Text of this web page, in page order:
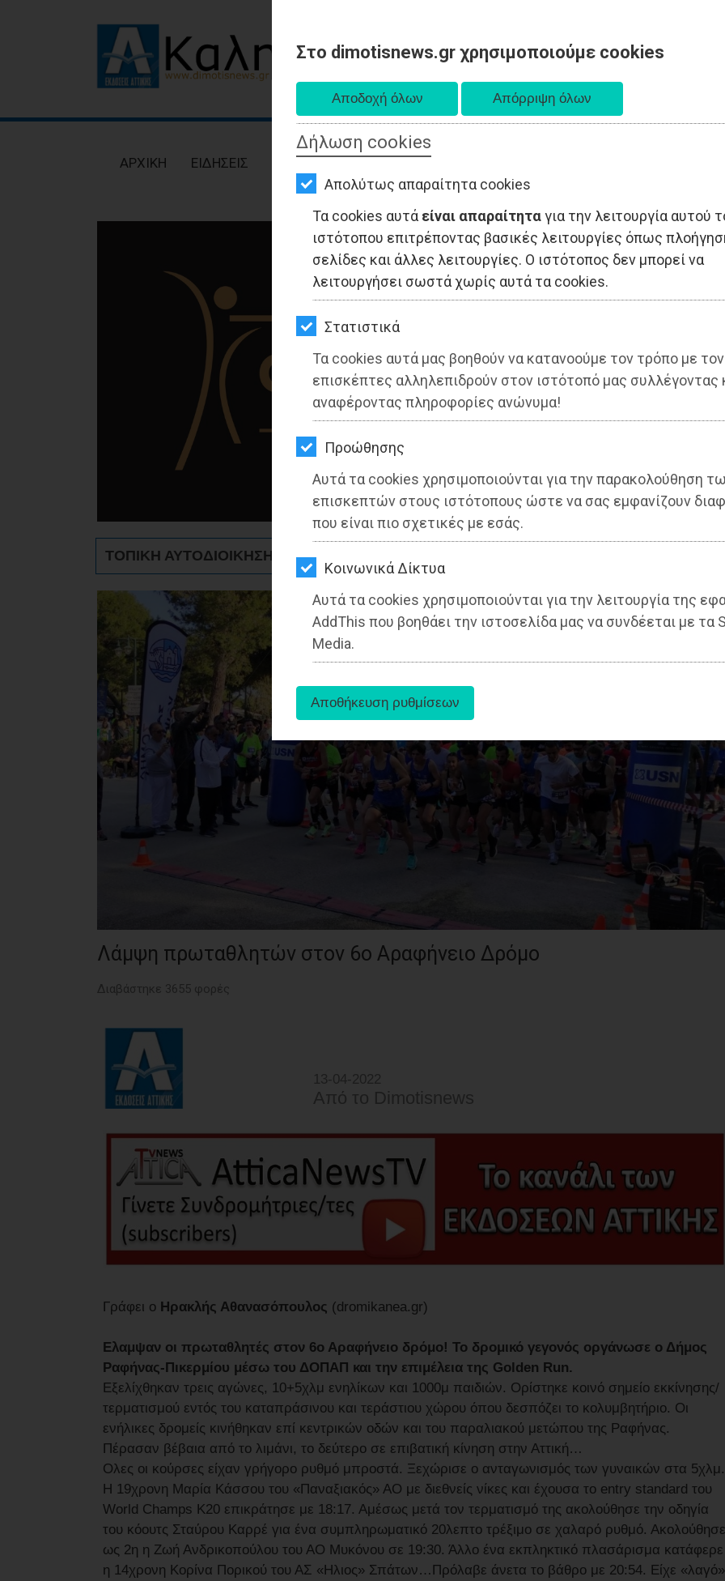
Στο dimotisnews.gr χρησιμοποιούμε cookies
Δήλωση cookies
Απολύτως απαραίτητα cookies
Τα cookies αυτά είναι απαραίτηταγια την λειτουργία αυτού
ιστότοπου επιτρέποντας βασικές λειτουργίες όπως
σελίδες και άλλες λειτουργίες. Ο ιστότοπος δεν μπορεί να
λειτουργήσει σωστά χωρίς αυτά τα cookies.
Στατιστικά
Τα cookies αυτά μας βοηθούν να κατανοούμε τον τρόπο με τον
επισκέπτες αλληλεπιδρούν στον ιστότοπό μας συλλέγοντας
αναφέροντας πληροφορίες ανώνυμα!
Προώθησης
Αυτά τα cookies χρησιμοποιούνται για την παρακολούθηση
επισκεπτών στους ιστότοπους ώστε να σας εμφανίζουν
που είναι πιο σχετικές με εσάς.
Kοινωνικά Δίκτυα
Αυτά τα cookies χρησιμοποιούνται για την λειτουργία της
AddThis που βοηθάει την ιστοσελίδα μας να συνδέεται με τα
Media.
ΕΙΔΗΣΕΙΣ
ΕΞΟΔΟΣ
ΠΕΡΙΒΑΛΛΟΝ
ΚΑΤΟΙΚΙΔΙΟ
ΑΓΓΕΛΙΕΣ
ΕΦΗΜΕΡΙΔΕΣ
ΑΓΟΡΑΣ
ΨΙΘΥΡΟΙ
AΡΧΙΚΗ ΕΙΔΗΣΕΙΣ
ΤΟΠΙΚΗ ΑΥΤΟΔΙΟΙΚΗΣΗ - Ραφήνα
Λάμψη πρωταθλητών στον 6o Αραφήνειο Δρόμο
Διαβάστηκε 3655 φορές
13-04-2022
Από τo Dimotisnews
Γράφει ο Ηρακλής Αθανασόπουλος (dromikanea.gr)
Ελαμψαν οι πρωταθλητές στον 6ο Αραφήνειο δρόμο! Το δρομικό γεγονός οργάνωσε ο Δήμος
Ραφήνας-Πικερμίου μέσω του ΔΟΠΑΠ και την επιμέλεια της Golden Run.
Εξελίχθηκαν τρεις αγώνες, 10+5χλμ ενηλίκων και 1000μ παιδιών. Ορίστηκε κοινό σημείο εκκίνησης/
τερματισμού εντός του καταπράσινου και τεράστιου χώρου όπου δεσπόζει το κολυμβητήριο. Οι
ενήλικες δρομείς κινήθηκαν επί κεντρικών οδών και του παραλιακού μετώπου της Ραφήνας.
Πέρασαν βέβαια από το λιμάνι, το δεύτερο σε επιβατική κίνηση στην Αττική…
Ολες οι κούρσες είχαν γρήγορο ρυθμό μπροστά. Ξεχώρισε ο ανταγωνισμός των γυναικών στα 5χλμ.
Η 19χρονη Μαρία Κάσσου του «Παναξιακός» ΑΟ με διεθνείς νίκες και έχουσα το entry standard του
World Champs K20 επικράτησε με 18:17. Αμέσως μετά τον τερματισμό της ακολούθησε την οδηγία
του κόουτς Σταύρου Καρρέ για ένα συμπληρωματικό 20λεπτο τρέξιμο σε χαλαρό ρυθμό. Ακολούθησε
ως 2η η Ζωή Ανδρικοπούλου του ΑΟ Μυκόνου σε 19:30. Άλλο ένα εκπληκτικό πλασάρισμα κατάφερε
η 14χρονη Κορίνα Πορικού του ΑΣ «Ηλιος» Σπάτων…Πρόλαβε άνετα το βάθρο με 20:54. Είχε «λαγό»